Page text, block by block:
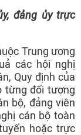
đảng ủy trực
Trung ương
các hội nghị
Quy định của
từng đối tượng
bộ, đảng viên
cán bộ toàn
hoặc trực